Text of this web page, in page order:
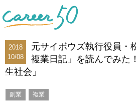
2018
10/08
元サイボウズ執行役員・
複業日記」を読んでみた
生社会」
副業 複業